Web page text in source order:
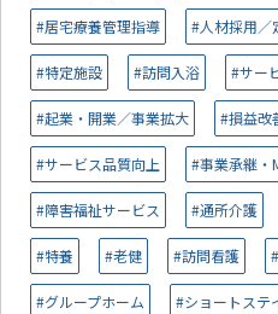
#居宅療養管理指導 #人材採用／
#特定施設 #訪問入浴 #サー
#起業・開業／事業拡大 #損益改
#サービス品質向上 #事業承継・
#障害福祉サービス #通所介護
#特養 #老健 #訪問看護
#グループホーム #ショートステ